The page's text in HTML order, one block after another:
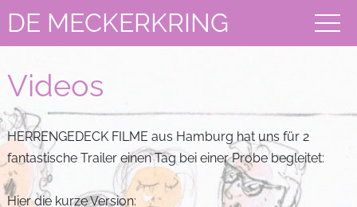
DE MECKERKRING
Videos
HERRENGEDECK FILME aus Hamburg hat uns für 2
fantastische Trailer einen Tag bei einer Probe begleitet:
Hier die kurze Version: